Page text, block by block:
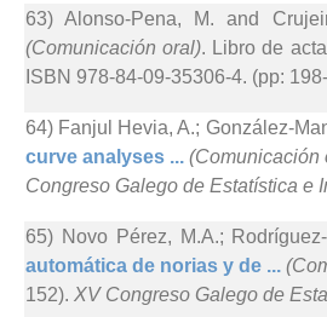
63) Alonso-Pena, M. and
(Comunicación oral). Libro de
ISBN 978-84-09-35306-4. (pp:
64) Fanjul Hevia, A.; González-
curve analyses ...(Comunicación
Congreso Galego de Estatística e
65) Novo Pérez, M.A.;
automática de norias y de ...
152). XV Congreso Galego de